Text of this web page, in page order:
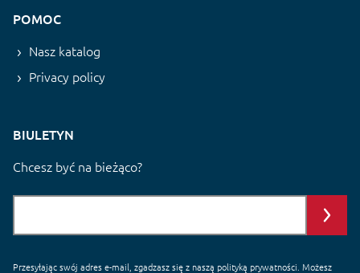
POMOC
Nasz katalog
Privacy policy
BIULETYN
Chcesz być na bieżąco?
Przesyłając swój adres e-mail, zgadzasz się z naszą polityką prywatności . Możesz